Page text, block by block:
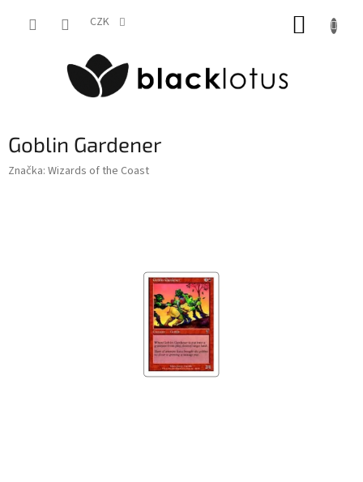
CZK
Goblin Gardener
Značka: Wizards of the Coast